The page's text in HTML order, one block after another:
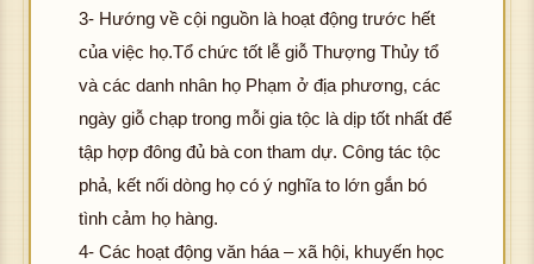
3- Hướng về cội nguồn là hoạt động trước hết
của việc họ.Tổ chức tốt lễ giỗ Thượng Thủy tổ
và các danh nhân họ Phạm ở địa phương, các
ngày giỗ chạp trong mỗi gia tộc là dịp tốt nhất để
tập hợp đông đủ bà con tham dự. Công tác tộc
phả, kết nối dòng họ có ý nghĩa to lớn gắn bó
tình cảm họ hàng.
4- Các hoạt động văn háa – xã hội, khuyến học